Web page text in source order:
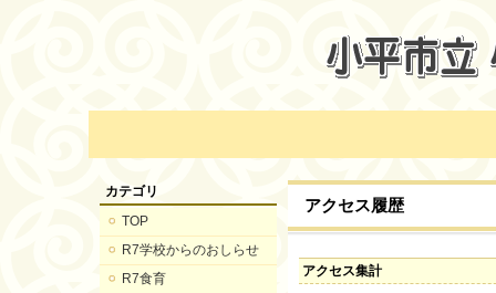
カテゴリ
TOP
R7学校からのおしらせ
R7食育
アクセス履歴
アクセス集計